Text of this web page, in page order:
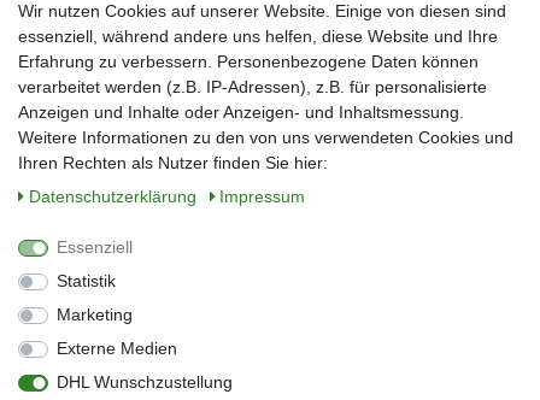
Nachname*
E-Mail*
Sie können den Newsletter jederzeit kostenlos abbestellen.
** gilt für Lieferungen innerhalb Deutschlands, Lieferzeiten für andere Länder
entnehmen Sie bitte der Schaltfläche mit den Versandinformationen
Widerrufs­recht
Kontakt
Barrierefreiheitserklärung
Wir nutzen Cookies auf unserer Website. Einige von diesen sind
essenziell, während andere uns helfen, diese Website und Ihre
Erfahrung zu verbessern. Personenbezogene Daten können
verarbeitet werden (z.B. IP-Adressen), z.B. für personalisierte
Anzeigen und Inhalte oder Anzeigen- und Inhaltsmessung.
Weitere Informationen zu den von uns verwendeten Cookies und
Ihren Rechten als Nutzer finden Sie hier:
Daten­schutz­erklärung
Impressum
Essenziell
Statistik
Marketing
Externe Medien
DHL Wunschzustellung